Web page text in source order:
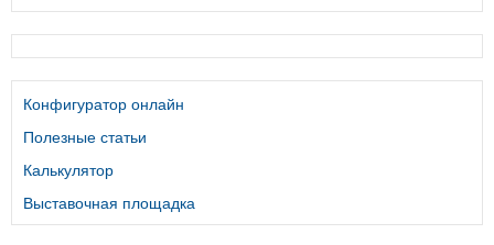
Конфигуратор онлайн
Полезные статьи
Калькулятор
Выставочная площадка